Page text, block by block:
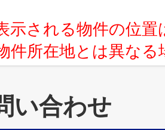
示される物件の位
件所在地とは異な
い合わせ